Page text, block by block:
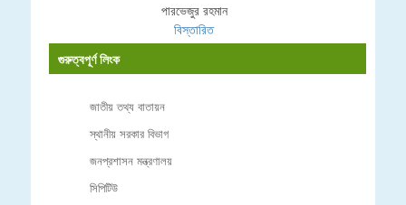
পারভেজুর রহমান
বিস্তারিত
গুরুত্বপূর্ণ লিংক
জাতীয় তথ্য বাতায়ন
স্থানীয় সরকার বিভাগ
জনপ্রশাসন মন্ত্রণালয়
সিপিটিউ